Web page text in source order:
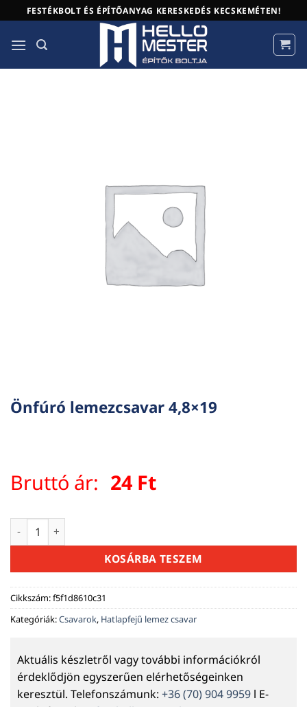
to
content
FESTÉKBOLT ÉS ÉPÍTŐANYAG KERESKEDÉS KECSKEMÉTEN!
Önfúró lemezcsavar 4,8×19
Bruttó ár: 24 Ft
Önfúró lemezcsavar 4,8x19 mennyiség
KOSÁRBA TESZEM
Cikkszám:f5f1d8610c31
Kategóriák:Csavarok, Hatlapfejű lemez csavar
Aktuális készletről vagy további információkról
érdeklődjön egyszerűen elérhetőségeinken
keresztül. Telefonszámunk: +36 (70) 904 9959 l E-